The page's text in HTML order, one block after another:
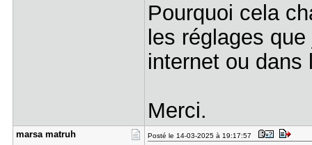
Pourquoi cela
les réglages
internet ou dans
Merci.
marsa matr​uh Posté le 14-03-2025 à 19:17:57